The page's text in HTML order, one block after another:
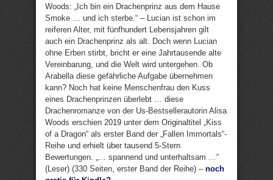
Woods: „Ich bin ein Drachenprinz aus dem Hause
Smoke … und ich sterbe.“ – Lucian ist schon im
reiferen Alter, mit fünfhundert Lebensjahren gilt
auch ein Drachenprinz als alt. Doch wenn Lucian
ohne Erben stirbt, bricht er eine Jahrtausende alte
Vereinbarung, und die Welt wird untergehen. Ob
Arabella diese gefährliche Aufgabe übernehmen
kann? Noch hat keine Menschenfrau den Kuss
eines Drachenprinzen überlebt … diese
Drachenromanze von der Us-Bestsellerautorin Alisa
Woods erschien 2019 unter dem Originaltitel „Kiss
of a Dragon“ als erster Band der „Fallen Immortals“-
Reihe und erhielt über tausend 5-Stern
Bewertungen. „… spannend und unterhaltsam …“
(Leser) (330 Seiten, erster Band der Reihe) – noch